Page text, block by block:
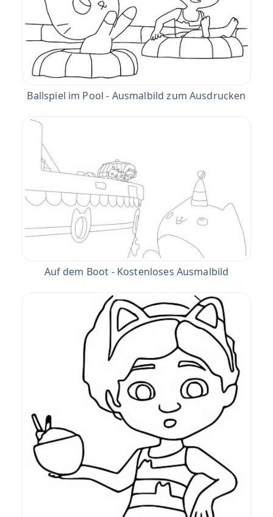
Ballspiel im Pool - Ausmalbild zum Ausdrucken
Auf dem Boot - Kostenloses Ausmalbild